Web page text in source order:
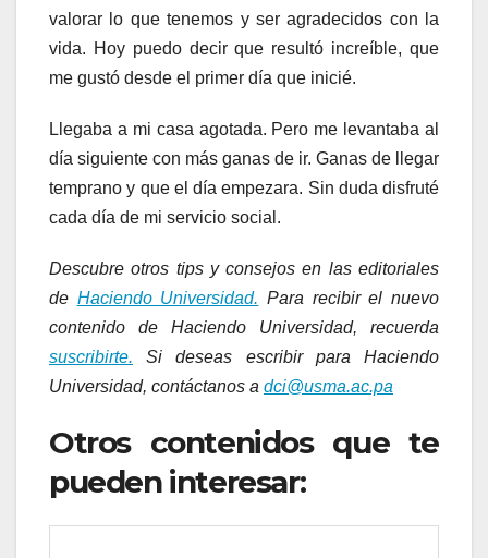
valorar lo que tenemos y ser agradecidos con la
vida. Hoy puedo decir que resultó increíble, que
me gustó desde el primer día que inicié.
Llegaba a mi casa agotada. Pero me levantaba al
día siguiente con más ganas de ir. Ganas de llegar
temprano y que el día empezara. Sin duda disfruté
cada día de mi servicio social.
Descubre otros tips y consejos en las editoriales
de Haciendo Universidad. Para recibir el nuevo
contenido de Haciendo Universidad, recuerda
suscribirte. Si deseas escribir para Haciendo
Universidad, contáctanos a dci@usma.ac.pa
Otros contenidos que te
pueden interesar: